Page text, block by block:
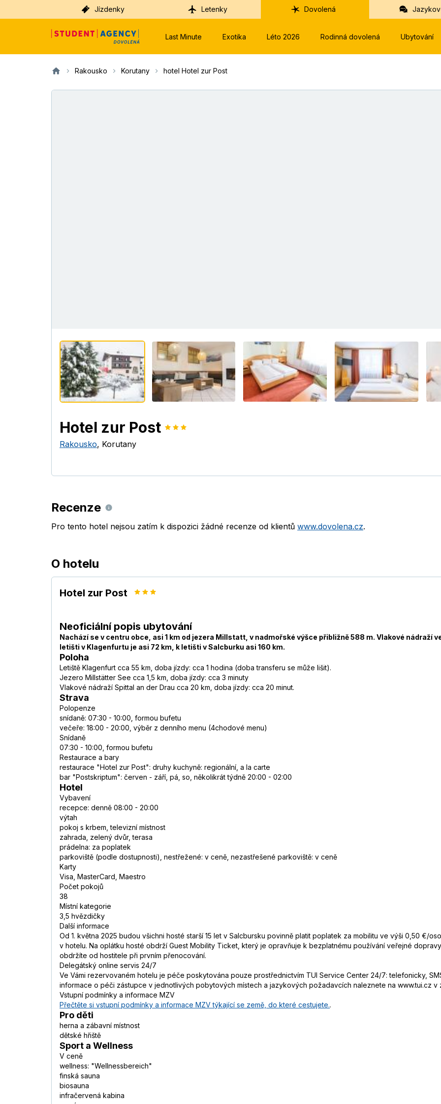
Jízdenky Letenky Dovolená
Last Minute Exotika Léto 2026 Rodinná dovolená Ubytování
Rakousko Korutany hotel Hotel zur Post
Hotel zur Post
Rakousko, Korutany
Recenze
Pro tento hotel nejsou zatím k dispozici žádné recenze od klientů www.dovolena.cz.
O hotelu
Hotel zur Post
Neoficiální popis ubytování
Nachází se v centru obce, asi 1 km od jezera Millstatt, v nadmořské výšce přibližně 588 m. Vlakové nádraží
letišti v Klagenfurtu je asi 72 km, k letišti v Salcburku asi 160 km.
Poloha
Letiště Klagenfurt cca 55 km, doba jízdy: cca 1 hodina (doba transferu se může lišit).
Jezero Millstätter See cca 1,5 km, doba jízdy: cca 3 minuty
Vlakové nádraží Spittal an der Drau cca 20 km, doba jízdy: cca 20 minut.
Strava
Polopenze
snídaně: 07:30 - 10:00, formou bufetu
večeře: 18:00 - 20:00, výběr z denního menu (4chodové menu)
Snídaně
07:30 - 10:00, formou bufetu
Restaurace a bary
restaurace "Hotel zur Post": druhy kuchyně: regionální, a la carte
bar "Postskriptum": červen - září, pá, so, několikrát týdně 20:00 - 02:00
Hotel
Vybavení
recepce: denně 08:00 - 20:00
výtah
pokoj s krbem, televizní místnost
zahrada, zelený dvůr, terasa
prádelna: za poplatek
parkoviště (podle dostupnosti), nestřežené: v ceně, nezastřešené parkoviště: v ceně
Karty
Visa, MasterCard, Maestro
Počet pokojů
38
Místní kategorie
3,5 hvězdičky
Další informace
Od 1. května 2025 budou všichni hosté starší 15 let v Salcbursku povinně platit poplatek za mobilitu ve výši 0,50 €/
v hotelu. Na oplátku hosté obdrží Guest Mobility Ticket, který je opravňuje k bezplatnému používání veřejné
obdržíte od hostitele při prvním přenocování.
Delegátský online servis 24/7
Ve Vámi rezervovaném hotelu je péče poskytována pouze prostřednictvím TUI Service Center 24/7: telefonicky,
informace o péči zástupce v jednotlivých pobytových místech a jazykových požadavcích naleznete na www.tui.cz
Vstupní podmínky a informace MZV
Přečtěte si vstupní podmínky a informace MZV týkající se země, do které cestujete..
Pro děti
herna a zábavní místnost
dětské hřiště
Sport a Wellness
V ceně
wellness: "Wellnessbereich"
finská sauna
biosauna
infračervená kabina